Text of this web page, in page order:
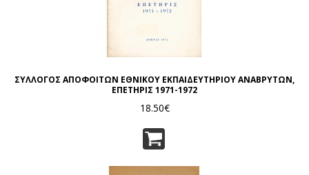
ΣΥΛΛΟΓΟΣ ΑΠΟΦΟΙΤΩΝ ΕΘΝΙΚΟΥ ΕΚΠΑΙΔΕΥΤΗΡΙΟΥ ΑΝΑΒΡΥΤΩΝ,
ΕΠΕΤΗΡΙΣ 1971-1972
18.50€